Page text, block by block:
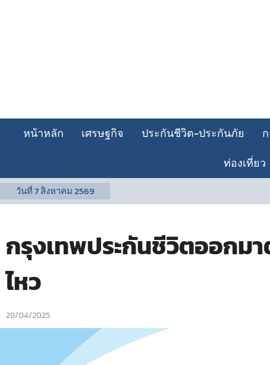
หน้าหลัก เศรษฐกิจ ประกันชีวิต-ประกันภัย
ท่องเที่ยว
วันที่7 สิงหาคม 2569
กรุงเทพประกันชีวิตออกม
ไหว
28/04/2025